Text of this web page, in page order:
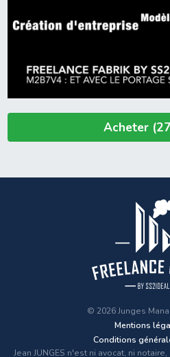
Acheter
© 2026 Junges
Mentions
Conditions
Jean JUNGES n'est ni avocat, ni